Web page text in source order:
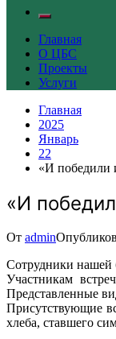
Главная
О ЦБС
Проекты
Услуги
Главная
2025
Январь
22
«И победили
«И
От admin
Сотрудники нашей
Участникам
Представленные
Присутствующие
хлеба, ставшего